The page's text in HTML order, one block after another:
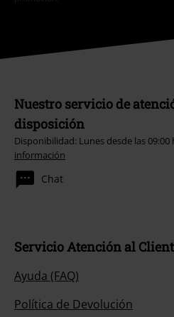
Nuestro servicio de
disposición
Disponibilidad: Lunes desde las 09:00
información
Chat
Servicio Atención al
Ayuda (FAQ)
Política de Devolución